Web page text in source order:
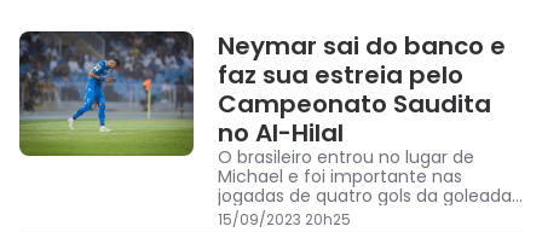
Neymar sai do banco e
faz sua estreia pelo
Campeonato Saudita
no Al-Hilal
O brasileiro entrou no lugar de
Michael e foi importante nas
jogadas de quatro gols da goleada
de 6 a 1
15/09/2023 20h25